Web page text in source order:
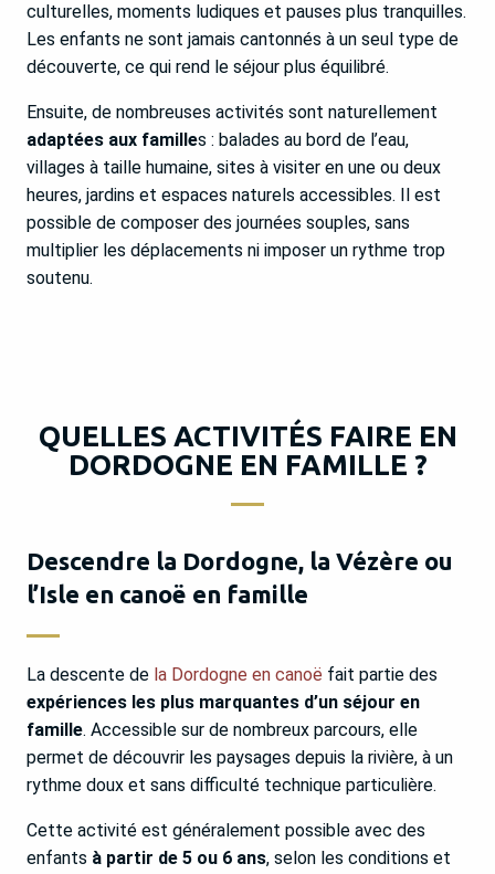
culturelles, moments ludiques et pauses plus tranquilles.
Les enfants ne sont jamais cantonnés à un seul type de
découverte, ce qui rend le séjour plus équilibré.
Ensuite, de nombreuses activités sont naturellement
adaptées aux familles : balades au bord de l’eau,
villages à taille humaine, sites à visiter en une ou deux
heures, jardins et espaces naturels accessibles. Il est
possible de composer des journées souples, sans
multiplier les déplacements ni imposer un rythme trop
soutenu.
QUELLES ACTIVITÉS FAIRE EN
DORDOGNE EN FAMILLE ?
Descendre la Dordogne, la Vézère ou
l’Isle en canoë en famille
La descente de la Dordogne en canoë fait partie des
expériences les plus marquantes d’un séjour en
famille. Accessible sur de nombreux parcours, elle
permet de découvrir les paysages depuis la rivière, à un
rythme doux et sans difficulté technique particulière.
Cette activité est généralement possible avec des
enfants à partir de 5 ou 6 ans, selon les conditions et